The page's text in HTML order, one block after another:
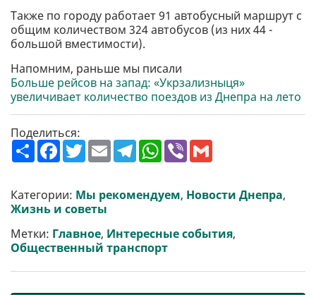
Также по городу работает 91 автобусный маршрут с
общим количеством 324 автобусов (из них 44 -
большой вместимости).
Напомним, раньше мы писали
Больше рейсов на запад: «Укрзализныця»
увеличивает количество поездов из Днепра на лето
Поделиться:
П
о
р
и
т
F
a
b
o
o
T
w
t
e
r
E
m
l
T
e
g
r
W
h
s
A
V
r l
Категории: Мы рекомендуем, Новости Днепра,
Жизнь и советы
Метки: Главное, Интересные события,
Общественный транспорт